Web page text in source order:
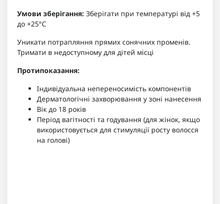
Умови зберігання: Зберігати при температурі від +5
до +25°C
Уникати потрапляння прямих сонячних променів.
Тримати в недоступному для дітей місці
Протипоказання:
Індивідуальна непереносимість компонентів
Дерматологічні захворювання у зоні нанесення
Вік до 18 років
Період вагітності та годування (для жінок, якщо
використовується для стимуляції росту волосся
на голові)